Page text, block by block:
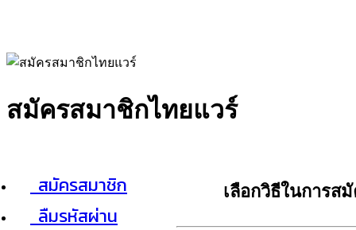
สมัครสมาชิกไทยแวร์
สมัครสมาชิก
ลืมรหัสผ่าน
เลือกวิธีในการส